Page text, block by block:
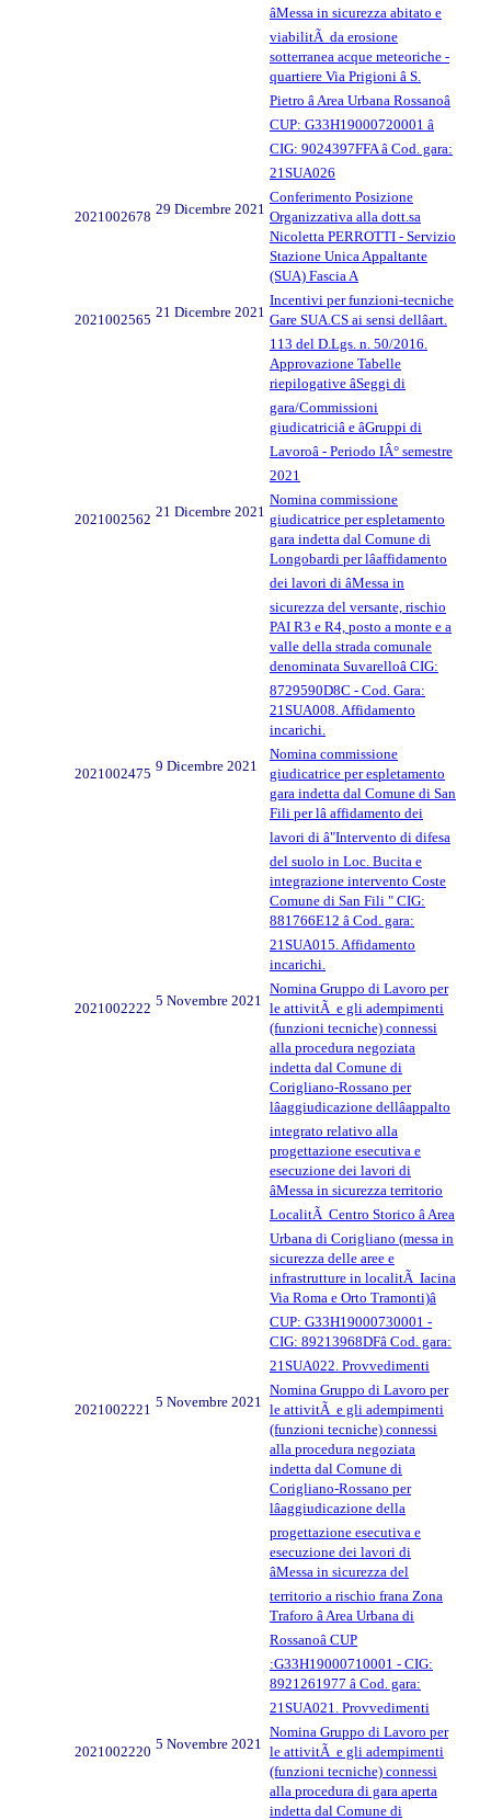
âMessa in sicurezza abitato e
viabilitÃ da erosione
sotterranea acque meteoriche -
quartiere Via Prigioni â S.
Pietro â Area Urbana Rossanoâ
CUP: G33H19000720001 â
CIG: 9024397FFA â Cod. gara:
21SUA026
2021002678 29 Dicembre 2021
Conferimento Posizione
Organizzativa alla dott.sa
Nicoletta PERROTTI - Servizio
Stazione Unica Appaltante
(SUA) Fascia A
2021002565 21 Dicembre 2021
Incentivi per funzioni-tecniche
Gare SUA.CS ai sensi dellâart.
113 del D.Lgs. n. 50/2016.
Approvazione Tabelle
riepilogative âSeggi di
gara/Commissioni
giudicatriciâ e âGruppi di
Lavoroâ - Periodo IÂ° semestre
2021
2021002562 21 Dicembre 2021
Nomina commissione
giudicatrice per espletamento
gara indetta dal Comune di
Longobardi per lâaffidamento
dei lavori di âMessa in
sicurezza del versante, rischio
PAI R3 e R4, posto a monte e a
valle della strada comunale
denominata Suvarelloâ CIG:
8729590D8C - Cod. Gara:
21SUA008. Affidamento
incarichi.
2021002475 9 Dicembre 2021
Nomina commissione
giudicatrice per espletamento
gara indetta dal Comune di San
Fili per lâ affidamento dei
lavori di â"Intervento di difesa
del suolo in Loc. Bucita e
integrazione intervento Coste
Comune di San Fili " CIG:
881766E12 â Cod. gara:
21SUA015. Affidamento
incarichi.
2021002222 5 Novembre 2021
Nomina Gruppo di Lavoro per
le attivitÃ e gli adempimenti
(funzioni tecniche) connessi
alla procedura negoziata
indetta dal Comune di
Corigliano-Rossano per
lâaggiudicazione dellâappalto
integrato relativo alla
progettazione esecutiva e
esecuzione dei lavori di
âMessa in sicurezza territorio
LocalitÃ Centro Storico â Area
Urbana di Corigliano (messa in
sicurezza delle aree e
infrastrutture in localitÃ Iacina
Via Roma e Orto Tramonti)â
CUP: G33H19000730001 -
CIG: 89213968DFâ Cod. gara:
21SUA022. Provvedimenti
2021002221 5 Novembre 2021
Nomina Gruppo di Lavoro per
le attivitÃ e gli adempimenti
(funzioni tecniche) connessi
alla procedura negoziata
indetta dal Comune di
Corigliano-Rossano per
lâaggiudicazione della
progettazione esecutiva e
esecuzione dei lavori di
âMessa in sicurezza del
territorio a rischio frana Zona
Traforo â Area Urbana di
Rossanoâ CUP
:G33H19000710001 - CIG:
8921261977 â Cod. gara:
21SUA021. Provvedimenti
2021002220 5 Novembre 2021
Nomina Gruppo di Lavoro per
le attivitÃ e gli adempimenti
(funzioni tecniche) connessi
alla procedura di gara aperta
indetta dal Comune di